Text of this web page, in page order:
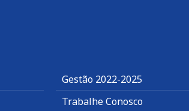
Gestão 2022-2025
Trabalhe Conosco